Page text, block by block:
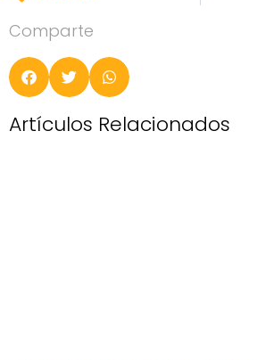
Comparte
Artículos Relacionados